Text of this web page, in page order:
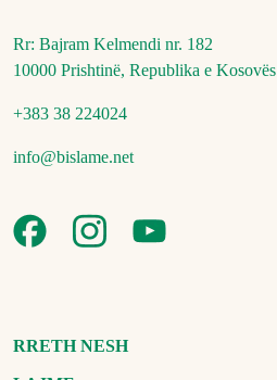
Rr: Bajram Kelmendi nr. 182
10000 Prishtinë, Republika e Kosovës
+383 38 224024
info@bislame.net
RRETH NESH